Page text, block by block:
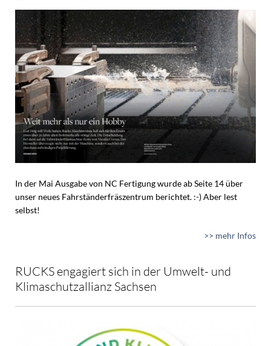
In der Mai Ausgabe von NC Fertigung wurde ab Seite 14 über
unser neues Fahrständerfräszentrum berichtet. :-) Aber lest
selbst!
>> mehr Infos
RUCKS engagiert sich in der Umwelt- und
Klimaschutzallianz Sachsen